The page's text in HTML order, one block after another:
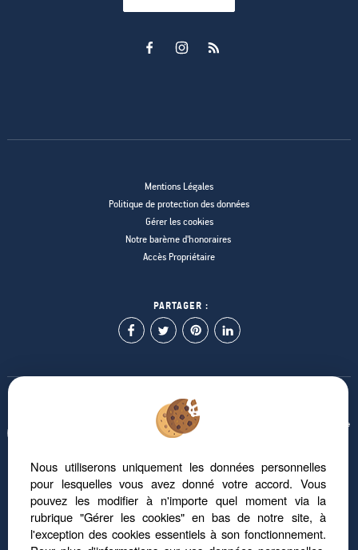
Mentions Légales
Politique de protection des données
Gérer les cookies
Notre barème d'honoraires
Accès Propriétaire
PARTAGER :
Afin de vous offrir un confort de lecture permanent, depuis votre PC, votre tablette
ou votre smartphone, notre site s'adapte automatiquement aux différents types
Logiciel immobilier Adapt Immo
Site internet immobilier
Référencement immobilier
Nous utiliserons uniquement les données personnelles
pour lesquelles vous avez donné votre accord. Vous
pouvez les modifier à n'importe quel moment via la
rubrique "Gérer les cookies" en bas de notre site, à
l'exception des cookies essentiels à son fonctionnement.